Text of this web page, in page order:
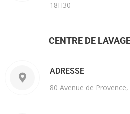
18H30
CENTRE DE
ADRESSE
80 Avenue de Provence,